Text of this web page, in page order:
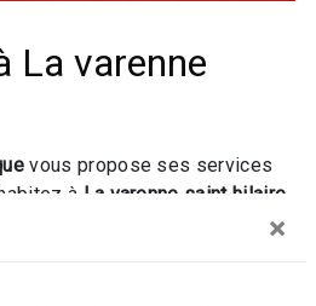
×
La varenne
vous propose ses services
à La varenne saint hilaire
et d’un savoir-faire de